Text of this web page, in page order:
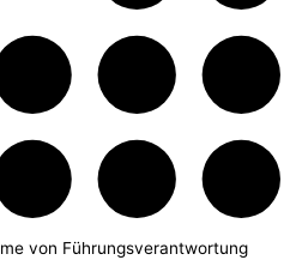
von Führungsverantwortung